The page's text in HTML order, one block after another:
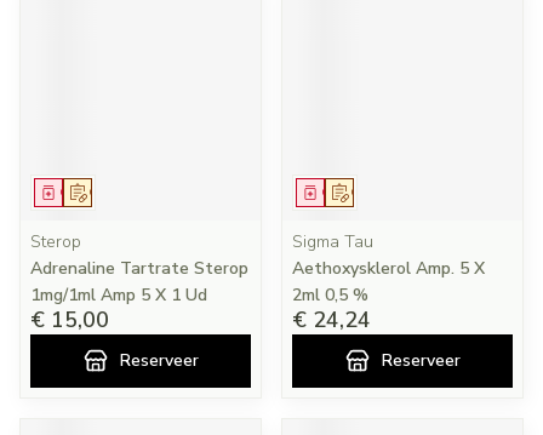
Op voorschrift
Geneesmiddel
Sterop
Adrenaline Tartrate Sterop
1mg/1ml Amp 5 X 1 Ud
€ 15,00
Reserveer
Op voorschrift
Geneesmiddel
Sigma Tau
Aethoxysklerol Amp. 5 X
2ml 0,5 %
€ 24,24
Reserveer